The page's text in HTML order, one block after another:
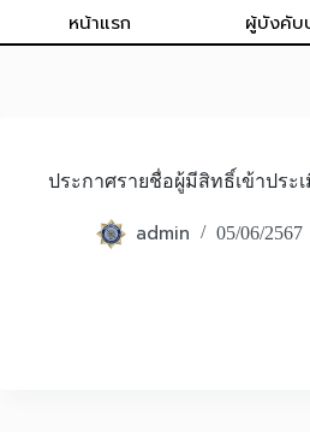
หน้าแรก ผู้บังคั
ประกาศรายชื่อผู้มีสิทธิ์เข้าปร
admin 05/06/2567